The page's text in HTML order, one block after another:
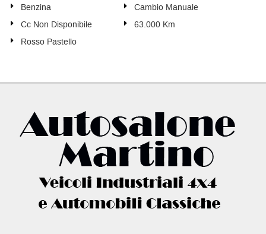
Benzina
Cambio Manuale
Cc Non Disponibile
63.000 Km
Rosso Pastello